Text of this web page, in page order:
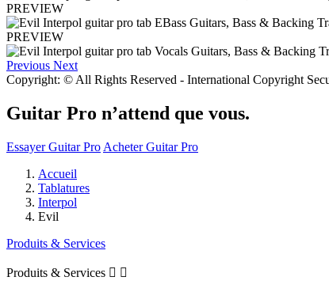
PREVIEW
PREVIEW
Previous Next
Copyright: © All Rights Reserved - International Copyright
Guitar Pro n’attend que vous.
Essayer Guitar Pro Acheter Guitar Pro
Accueil
Tablatures
Interpol
Evil
Produits & Services
Produits & Services  